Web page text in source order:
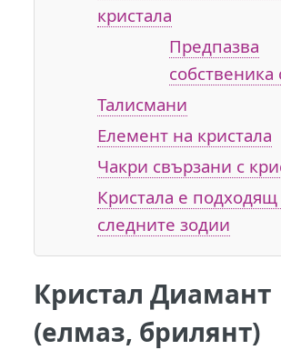
кристала
Предпазва
собственика
Талисмани
Елемент на кристала
Чакри свързани с
Кристала е подходящ
следните зодии
Кристал Диамант
(елмаз, брилянт)